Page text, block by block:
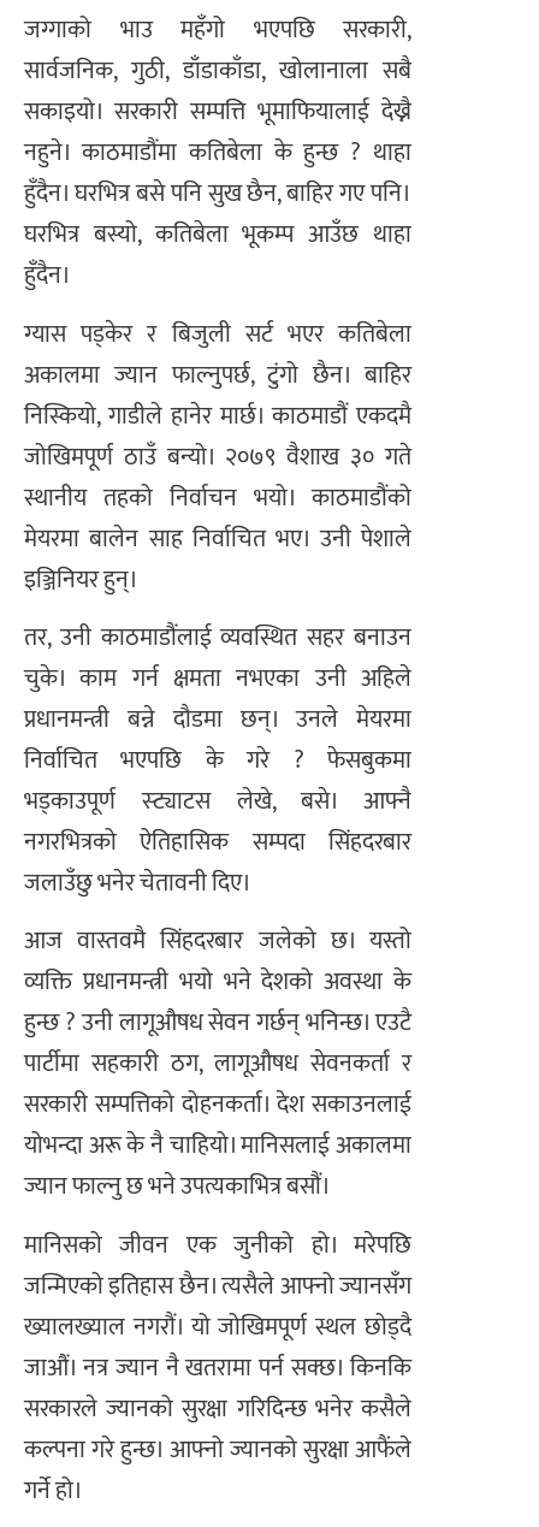
जग्गाको भाउ महँगो भएपछि सरकारी,
सार्वजनिक, गुठी, डाँडाकाँडा, खोलानाला सबै
सकाइयो। सरकारी सम्पत्ति भूमाफियालाई देख्नै
नहुने। काठमाडौंमा कतिबेला के हुन्छ ? थाहा
हुँदैन। घरभित्र बसे पनि सुख छैन, बाहिर गए पनि।
घरभित्र बस्यो, कतिबेला भूकम्प आउँछ थाहा
हुँदैन।
ग्यास पड्केर र बिजुली सर्ट भएर कतिबेला
अकालमा ज्यान फाल्नुपर्छ, टुंगो छैन। बाहिर
निस्कियो, गाडीले हानेर मार्छ। काठमाडौं एकदमै
जोखिमपूर्ण ठाउँ बन्यो। २०७९ वैशाख ३० गते
स्थानीय तहको निर्वाचन भयो। काठमाडौंको
मेयरमा बालेन साह निर्वाचित भए। उनी पेशाले
इञ्जिनियर हुन्।
तर, उनी काठमाडौंलाई व्यवस्थित सहर बनाउन
चुके। काम गर्न क्षमता नभएका उनी अहिले
प्रधानमन्त्री बन्ने दौडमा छन्। उनले मेयरमा
निर्वाचित भएपछि के गरे ? फेसबुकमा
भड्काउपूर्ण स्ट्याटस लेखे, बसे। आफ्नै
नगरभित्रको ऐतिहासिक सम्पदा सिंहदरबार
जलाउँछु भनेर चेतावनी दिए।
आज वास्तवमै सिंहदरबार जलेको छ। यस्तो
व्यक्ति प्रधानमन्त्री भयो भने देशको अवस्था के
हुन्छ ? उनी लागूऔषध सेवन गर्छन् भनिन्छ। एउटै
पार्टीमा सहकारी ठग, लागूऔषध सेवनकर्ता र
सरकारी सम्पत्तिको दोहनकर्ता। देश सकाउनलाई
योभन्दा अरू के नै चाहियो। मानिसलाई अकालमा
ज्यान फाल्नु छ भने उपत्यकाभित्र बसौं।
मानिसको जीवन एक जुनीको हो। मरेपछि
जन्मिएको इतिहास छैन। त्यसैले आफ्नो ज्यानसँग
ख्यालख्याल नगरौं। यो जोखिमपूर्ण स्थल छोड्दै
जाऔं। नत्र ज्यान नै खतरामा पर्न सक्छ। किनकि
सरकारले ज्यानको सुरक्षा गरिदिन्छ भनेर कसैले
कल्पना गरे हुन्छ। आफ्नो ज्यानको सुरक्षा आफैंले
गर्ने हो।